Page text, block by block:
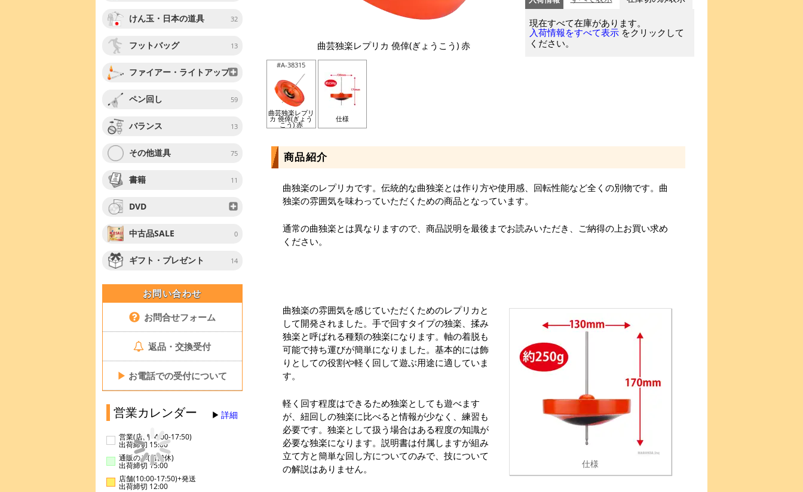
けん玉・日本の道具 32
フットバッグ 13
ファイアー・ライトアップ
ペン回し 59
バランス 13
その他道具 75
書籍 11
DVD
中古品SALE 0
ギフト・プレゼント 14
お問い合わせ
お問合せフォーム
返品・交換受付
▶ お電話での受付について
営業カレンダー 詳細
営業(店舗14:00-17:50)
出荷締切 15:00
通販のみ(店舗休)
出荷締切 15:00
店舗(10:00-17:50)+発送
出荷締切 12:00
曲芸独楽レプリカ 僥倖(ぎょうこう) 赤
#A-38315
曲芸独楽レプリ
カ 僥倖(ぎょう
こう) 赤
仕様
現在すべて在庫があります。
入荷情報をすべて表示 をクリックして
ください。
商品紹介
曲独楽のレプリカです。伝統的な曲独楽とは作り方や使用感、回転性能など全くの別物です。曲
独楽の雰囲気を味わっていただくための商品となっています。
通常の曲独楽とは異なりますので、商品説明を最後までお読みいただき、ご納得の上お買い求め
ください。
仕様
曲独楽の雰囲気を感じていただくためのレプリカと
して開発されました。手で回すタイプの独楽、揉み
独楽と呼ばれる種類の独楽になります。軸の着脱も
可能で持ち運びが簡単になりました。基本的には飾
りとしての役割や軽く回して遊ぶ用途に適していま
す。
軽く回す程度はできるため独楽としても遊べます
が、紐回しの独楽に比べると情報が少なく、練習も
必要です。独楽として扱う場合はある程度の知識が
必要な独楽になります。説明書は付属しますが組み
立て方と簡単な回し方についてのみで、技について
の解説はありません。